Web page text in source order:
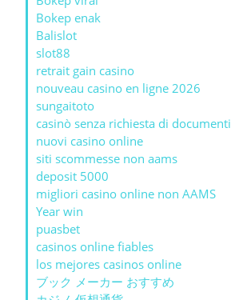
Bokep enak
Balislot
slot88
retrait gain casino
nouveau casino en ligne 2026
sungaitoto
casinò senza richiesta di documenti
nuovi casino online
siti scommesse non aams
deposit 5000
migliori casino online non AAMS
Year win
puasbet
casinos online fiables
los mejores casinos online
ブック メーカー おすすめ